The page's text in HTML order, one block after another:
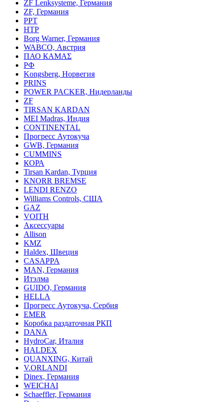
ZF Lenksysteme, Германия
ZF, Германия
PPT
HTP
Borg Warner, Германия
WABCO, Австрия
ПАО КАМАΣ
РФ
Kongsberg, Норвегия
PRINS
POWER PACKER, Нидерланды
ZF
TIRSAN KARDAN
MEI Madras, Индия
CONTINENTAL
Прогресс Аутокуча
GWB, Германия
CUMMINS
КОРА
Tirsan Kardan, Турция
KNORR BREMSE
LENDI RENZO
Williams Controls, США
GAZ
VOITH
Аксессуары
Allison
KMZ
Haldex, Швеция
CASAPPA
MAN, Германия
Итэлма
GUIDO, Германия
HELLA
Прогресс Аутокуча, Сербия
EMER
Коробка раздаточная РКП
DANA
HydroCar, Италия
HALDEX
QUANXING, Китай
V.ORLANDI
Dinex, Германия
WEICHAI
Schaeffler, Германия